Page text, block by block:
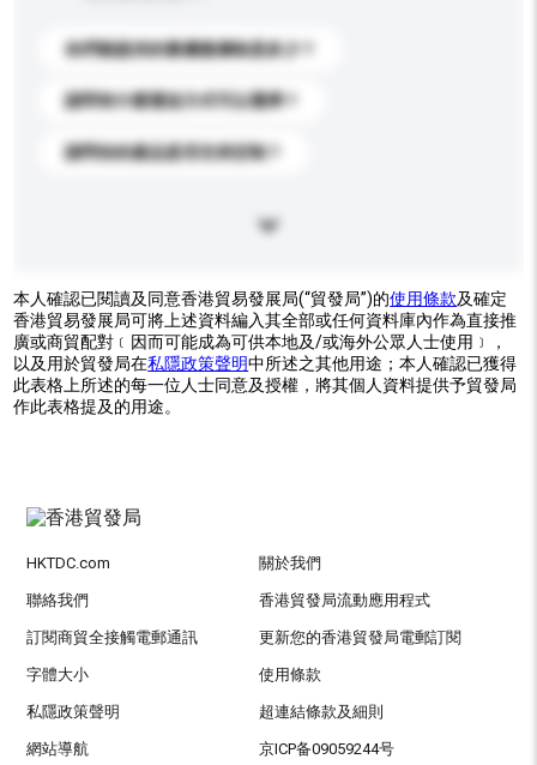
你們能提供的最優惠價格是多少？
請問有什麼運送方式可以選擇？
請問你的產品是否支持定制？
本人確認已閱讀及同意香港貿易發展局(“貿發局”)的使用條款及確定
香港貿易發展局可將上述資料編入其全部或任何資料庫內作為直接推
廣或商貿配對﹝因而可能成為可供本地及/或海外公眾人士使用﹞，
以及用於貿發局在私隱政策聲明中所述之其他用途；本人確認已獲得
此表格上所述的每一位人士同意及授權，將其個人資料提供予貿發局
作此表格提及的用途。
HKTDC.com 關於我們
聯絡我們 香港貿發局流動應用程式
訂閱商貿全接觸電郵通訊 更新您的香港貿發局電郵訂閱
字體大小 使用條款
私隱政策聲明 超連結條款及細則
網站導航 京ICP备09059244号